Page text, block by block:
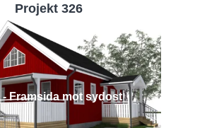
Projekt 326
- Framsida mot sydost